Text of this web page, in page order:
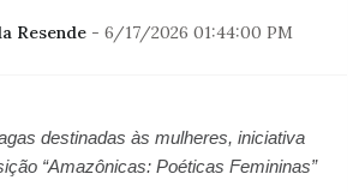
Resende - 6/17/2026 01:44:00 PM
destinadas às mulheres, iniciativa
“Amazônicas: Poéticas Femininas”